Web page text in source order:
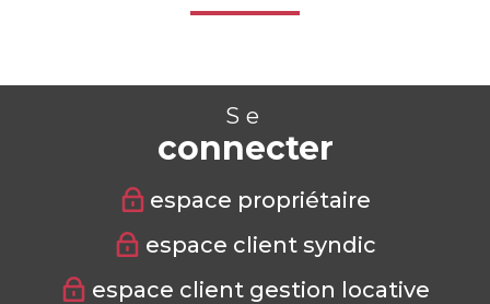
Se
connecter
espace propriétaire
espace client syndic
espace client gestion locative